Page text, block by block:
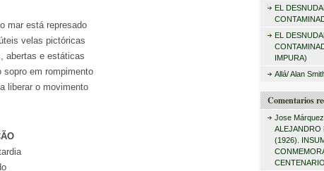
mar está represado
velas pictóricas
abertas e estáticas
sopro em rompimento
liberar o movimento
r
EL
EL
IMPURA)
Allá/ Alan
Comentarios
Jose
ALEJANDRO
(1926).
CENTENARIO